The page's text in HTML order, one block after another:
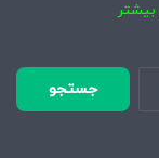
بیشتر
جستجو
برای: